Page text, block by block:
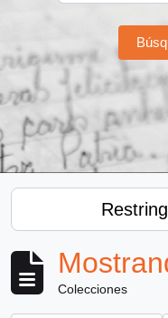
Colecciones